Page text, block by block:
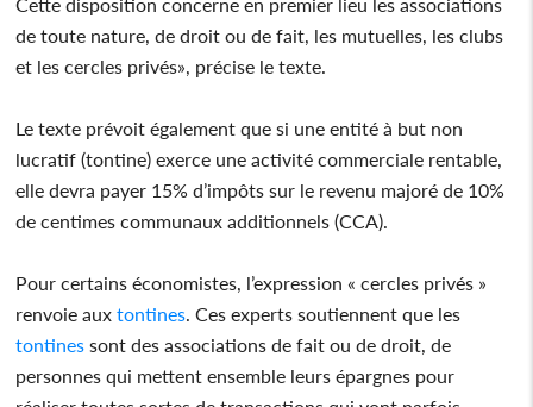
de toute nature, de droit ou de fait, les mutuelles, les clubs
et les cercles privés», précise le texte.
Le texte prévoit également que si une entité à but non
lucratif (tontine) exerce une activité commerciale rentable,
elle devra payer 15% d’impôts sur le revenu majoré de 10%
de centimes communaux additionnels (CCA).
Pour certains économistes, l’expression « cercles privés »
renvoie aux tontines . Ces experts soutiennent que les
tontines sont des associations de fait ou de droit, de
personnes qui mettent ensemble leurs épargnes pour